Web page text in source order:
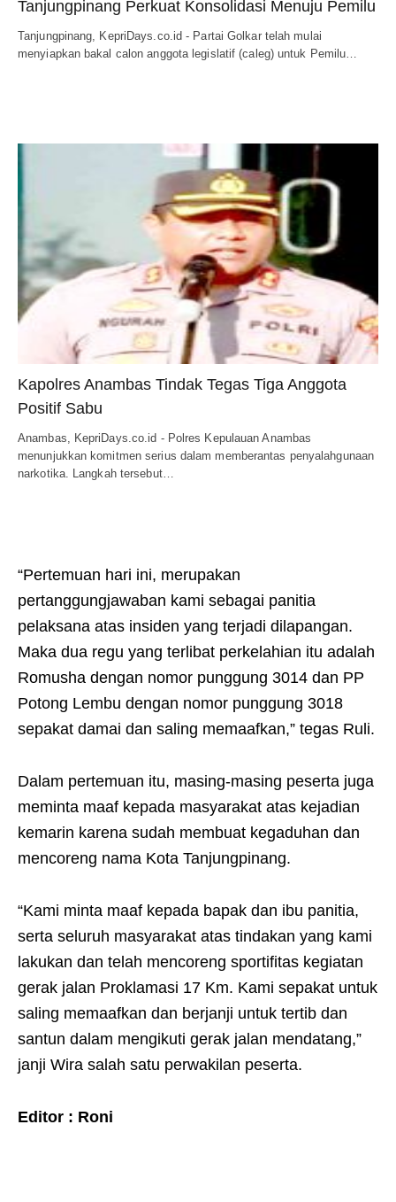
Tanjungpinang Perkuat Konsolidasi Menuju Pemilu
Tanjungpinang, KepriDays.co.id - Partai Golkar telah mulai
menyiapkan bakal calon anggota legislatif (caleg) untuk Pemilu…
Kapolres Anambas Tindak Tegas Tiga Anggota
Positif Sabu
Anambas, KepriDays.co.id - Polres Kepulauan Anambas
menunjukkan komitmen serius dalam memberantas penyalahgunaan
narkotika. Langkah tersebut…
“Pertemuan hari ini, merupakan
pertanggungjawaban kami sebagai panitia
pelaksana atas insiden yang terjadi dilapangan.
Maka dua regu yang terlibat perkelahian itu adalah
Romusha dengan nomor punggung 3014 dan PP
Potong Lembu dengan nomor punggung 3018
sepakat damai dan saling memaafkan,” tegas Ruli.
Dalam pertemuan itu, masing-masing peserta juga
meminta maaf kepada masyarakat atas kejadian
kemarin karena sudah membuat kegaduhan dan
mencoreng nama Kota Tanjungpinang.
“Kami minta maaf kepada bapak dan ibu panitia,
serta seluruh masyarakat atas tindakan yang kami
lakukan dan telah mencoreng sportifitas kegiatan
gerak jalan Proklamasi 17 Km. Kami sepakat untuk
saling memaafkan dan berjanji untuk tertib dan
santun dalam mengikuti gerak jalan mendatang,”
janji Wira salah satu perwakilan peserta.
Editor : Roni